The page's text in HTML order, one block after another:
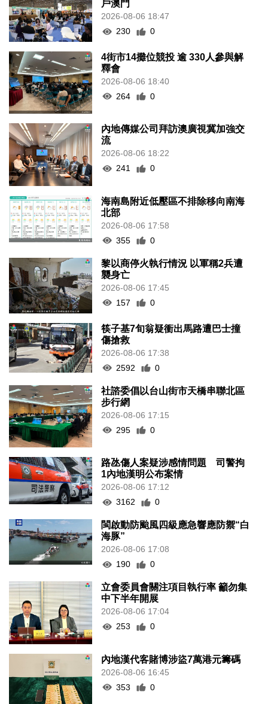
戶澳門
2026-08-06 18:47
230
0
4街市14攤位競投 逾 330人參與解
釋會
2026-08-06 18:40
264
0
內地傳媒公司拜訪澳廣視冀加強交
流
2026-08-06 18:22
241
0
海南島附近低壓區不排除移向南海
北部
2026-08-06 17:58
355
0
黎以商停火執行情況 以軍稱2兵遭
襲身亡
2026-08-06 17:45
157
0
筷子基7旬翁疑衝出馬路遭巴士撞
傷搶救
2026-08-06 17:38
2592
0
社諮委倡以台山街市天橋串聯北區
步行網
2026-08-06 17:15
295
0
路氹傷人案疑涉感情問題 司警拘
1內地漢明公布案情
2026-08-06 17:12
3162
0
閩啟動防颱風四級應急響應防禦“白
海豚”
2026-08-06 17:08
190
0
立會委員會關注項目執行率 籲勿集
中下半年開展
2026-08-06 17:04
253
0
內地漢代客賭博涉盜7萬港元籌碼
2026-08-06 16:45
353
0